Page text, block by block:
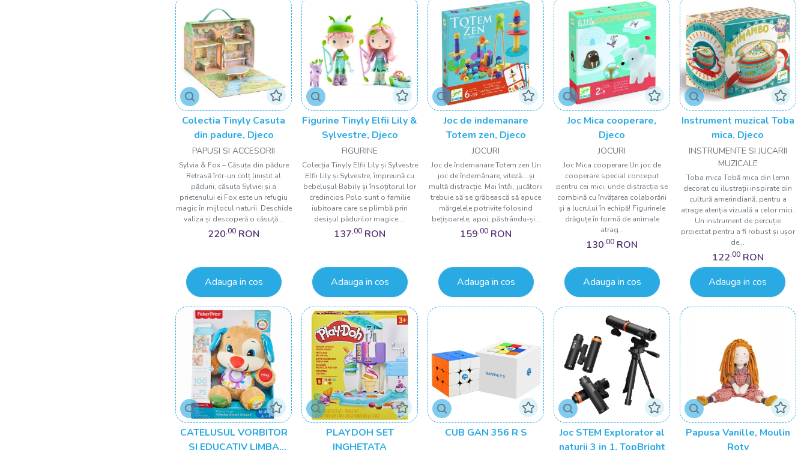
Colectia Tinyly Casuta
din padure, Djeco
PAPUSI SI ACCESORII
Sylvia & Fox – Căsuța din pădure
Retrasă într-un colț liniștit al
pădurii, căsuța Sylviei și a
prietenului ei Fox este un refugiu
magic în mijlocul naturii. Deschide
valiza și descoperă o căsuță...
220,00 RON
Adauga in cos
Figurine Tinyly Elfii Lily &
Sylvestre, Djeco
FIGURINE
Colecția Tinyly Elfii Lily și Sylvestre
Elfii Lily și Sylvestre, împreună cu
bebelușul Babily și însoțitorul lor
credincios Polo sunt o familie
iubitoare care se plimbă prin
desișul pădurilor magice....
137,00 RON
Adauga in cos
Joc de indemanare
Totem zen, Djeco
JOCURI
Joc de îndemanare Totem zen Un
joc de îndemânare, viteză... și
multă distracție. Mai întâi, jucătorii
trebuie să se grăbească să apuce
mărgelele potrivite folosind
bețișoarele, apoi, păstrându-și...
159,00 RON
Adauga in cos
Joc Mica cooperare,
Djeco
JOCURI
Joc Mica cooperare Un joc de
cooperare special conceput
pentru cei mici, unde distracția se
combină cu învățarea colaborării
și a lucrului în echipă! Figurinele
drăguțe în formă de animale
atrag...
130,00 RON
Adauga in cos
Instrument muzical Toba
mica, Djeco
INSTRUMENTE SI JUCARII
MUZICALE
Toba mica Tobă mica din lemn
decorat cu ilustrații inspirate din
cultură amerindiană, pentru a
atrage atenția vizuală a celor mici.
Un instrument de percuție
proiectat pentru a fi robust și ușor
de...
122,00 RON
Adauga in cos
CATELUSUL VORBITOR
SI EDUCATIV LIMBA
PLAYDOH SET
INGHETATA
CUB GAN 356 R S
Joc STEM Explorator al
naturii 3 in 1, TopBright
Papusa Vanille, Moulin
Roty